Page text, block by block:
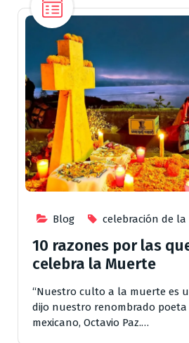
Blog celebración de
10 razones por las
celebra la Muerte
“Nuestro culto a la muerte es
dijo nuestro renombrado poeta
mexicano, Octavio Paz.…